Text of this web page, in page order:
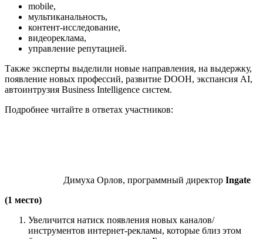
mobile,
мультиканальность,
контент-исследование,
видеореклама,
управление репутацией.
Также эксперты выделили новые направления, на выдержку,
появление новых профессий, развитие DOOH, экспансия AI,
автоинтрузия Business Intelligence систем.
Подробнее читайте в ответах участников:
Димуха Орлов, программный директор Ingate
(1 место)
Увеличится натиск появления новых каналов/
инструментов интернет-рекламы, которые близ этом